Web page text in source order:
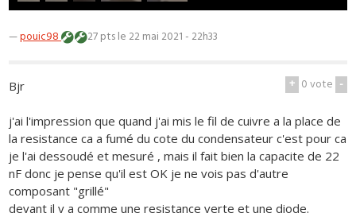
—pouic98 27 ptsle 22 mai 2021 - 22h33
+ 0vote -
Bjr
j'ai l'impression que quand j'ai mis le fil de cuivre a la place de
la resistance ca a fumé du cote du condensateur c'est pour ca
je l'ai dessoudé et mesuré , mais il fait bien la capacite de 22
nF donc je pense qu'il est OK je ne vois pas d'autre
composant "grillé"
devant il y a comme une resistance verte et une diode.